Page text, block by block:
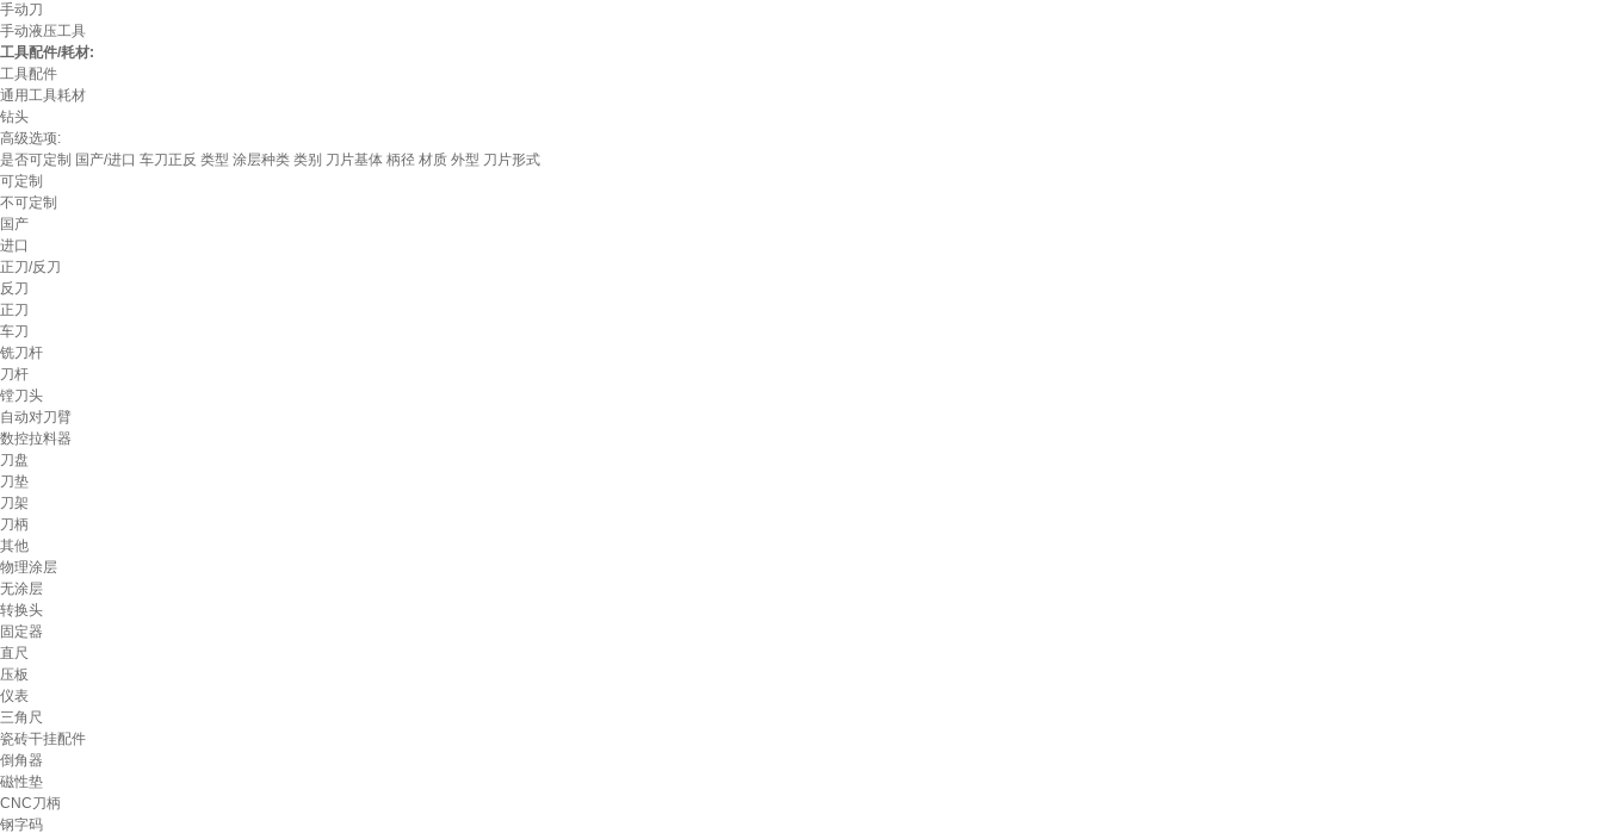
手动刀
手动液压工具
工具配件/耗材:
工具配件
通用工具耗材
钻头
高级选项:
是否可定制 国产/进口 车刀正反 类型 涂层种类 类别 刀片基体 柄径 材质 外型 刀片形式
可定制
不可定制
国产
进口
正刀/反刀
反刀
正刀
车刀
铣刀杆
刀杆
镗刀头
自动对刀臂
数控拉料器
刀盘
刀垫
刀架
刀柄
其他
物理涂层
无涂层
转换头
固定器
直尺
压板
仪表
三角尺
瓷砖干挂配件
倒角器
磁性垫
CNC刀柄
钢字码